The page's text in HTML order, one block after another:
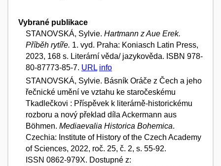
Vybrané publikace
STANOVSKÁ, Sylvie. Hartmann z Aue Erek.
Příběh rytíře. 1. vyd. Praha: Koniasch Latin Press,
2023, 168 s. Literární věda/ jazykověda. ISBN 978-
80-87773-85-7. URL info
STANOVSKÁ, Sylvie. Básník Oráče z Čech a jeho
řečnické umění ve vztahu ke staročeskému
Tkadlečkovi : Příspěvek k literárně-historickému
rozboru a nový překlad díla Ackermann aus
Böhmen. Mediaevalia Historica Bohemica.
Czechia: Institute of History of the Czech Academy
of Sciences, 2022, roč. 25, č. 2, s. 55-92.
ISSN 0862-979X. Dostupné z: